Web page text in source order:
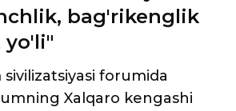
bag'rikenglik
yo'li"
sivilizatsiyasi forumida
Xalqaro kengashi